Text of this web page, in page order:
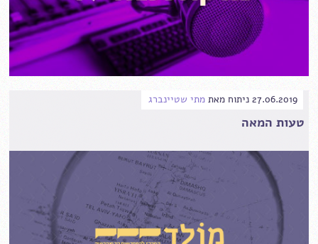
27.06.2019 ניתוח מאת מתי שטיינברג
טעות המאה